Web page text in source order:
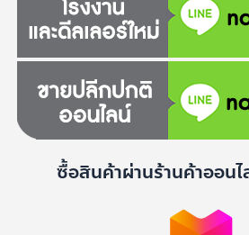
ซื้อสินค้าผ่านร้านค้าออน